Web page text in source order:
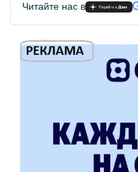
Читайте нас в